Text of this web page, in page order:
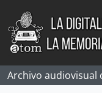
Skip to main content
Archivo audiovisual